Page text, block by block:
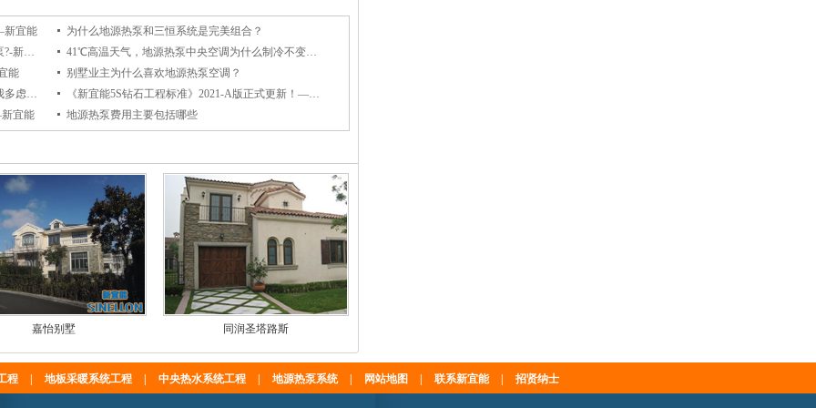
新宜能
为什么地源热泵和三恒系统是完美组合？
和风冷热泵相比，为什么别墅都倾向地源热泵?-新宜能
41℃高温天气，地源热泵中央空调为什么制冷不变差？-新宜能
能
别墅业主为什么喜欢地源热泵空调？
原来地源热泵空调制冷效果这么好，看来是我多虑了！-新宜能
《新宜能5S钻石工程标准》2021-A版正式更新！——新宜能
宜能
地源热泵费用主要包括哪些
嘉怡别墅 同润圣塔路斯
程 地板采暖系统工程 中央热水系统工程 地源热泵系统 网站地图 联系新宜能 招贤纳士